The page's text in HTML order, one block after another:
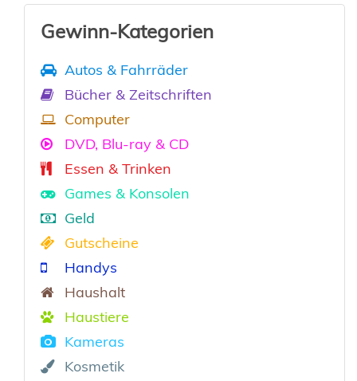
Gewinn-Kategorien
Autos & Fahrräder
Bücher & Zeitschriften
Computer
DVD, Blu-ray & CD
Essen & Trinken
Games & Konsolen
Geld
Gutscheine
Handys
Haushalt
Haustiere
Kameras
Kosmetik